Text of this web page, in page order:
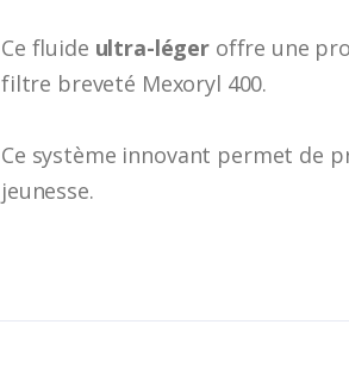
Ce fluide ultra-légeroffre une
filtre breveté Mexoryl 400.
Ce système innovant permet de
jeunesse.